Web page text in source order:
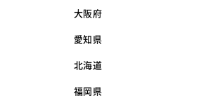
大阪府
愛知県
北海道
福岡県